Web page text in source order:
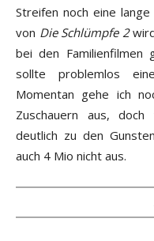
Streifen noch eine
von Die Schlümpfe 2
bei den Familienfilmen
sollte problemlos
Momentan gehe ich
Zuschauern aus,
deutlich zu den
auch 4 Mio nicht aus.